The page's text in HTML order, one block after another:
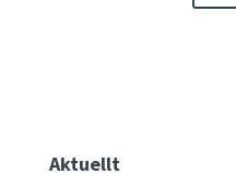
Aktuellt